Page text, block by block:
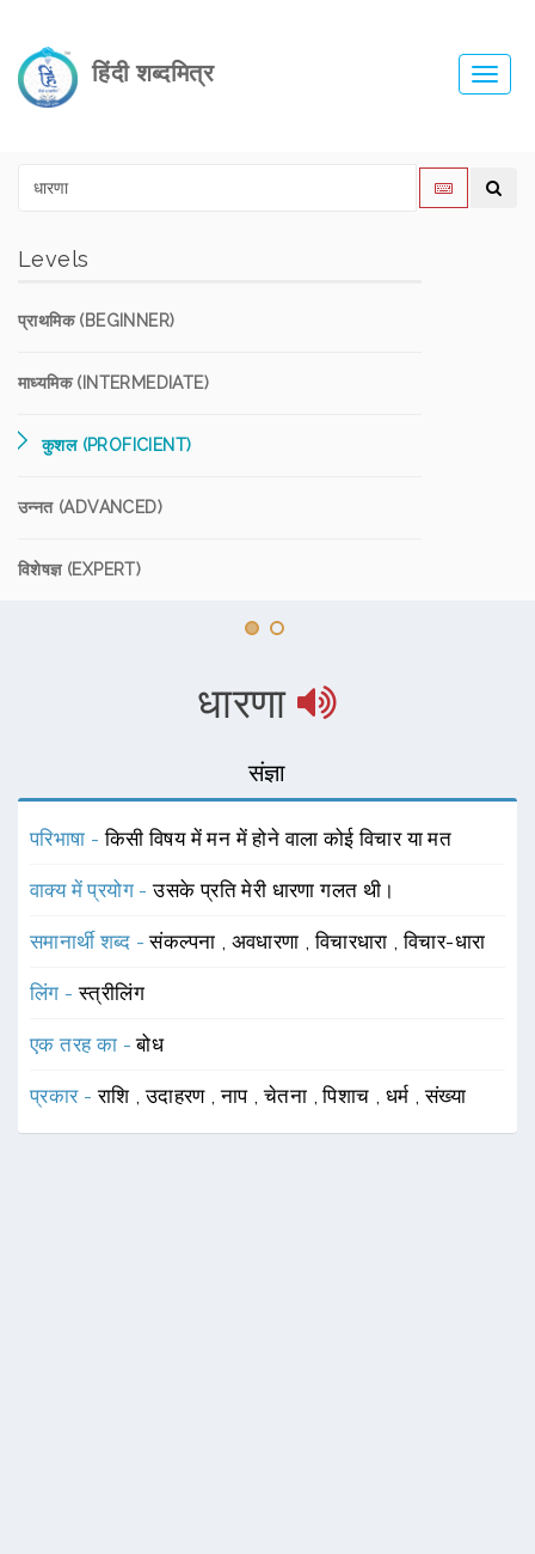
हिंदी शब्दमित्र
Levels
प्राथमिक (BEGINNER)
माध्यमिक (INTERMEDIATE)
कुशल (PROFICIENT)
उन्नत (ADVANCED)
विशेषज्ञ (EXPERT)
धारणा
संज्ञा
परिभाषा -किसी विषय में मन में होने वाला कोई विचार या मत
वाक्य में प्रयोग -उसके प्रति मेरी धारणा गलत थी।
समानार्थी शब्द -संकल्पना , अवधारणा ,विचारधारा ,विचार-धारा
लिंग -स्त्रीलिंग
एक तरह का -बोध
प्रकार -राशि ,उदाहरण ,नाप ,चेतना ,पिशाच , धर्म ,संख्या